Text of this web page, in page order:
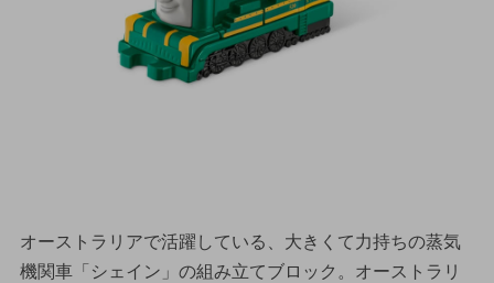
オーストラリアで活躍している、大きくて力持ちの蒸気
機関車「シェイン」の組み立てブロック。オーストラリ